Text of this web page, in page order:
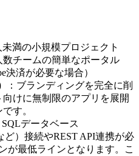
未満の小規模プロジェクト
数チームの簡単なポータル
決済が必要な場合）
：ブランディングを完全に削
けに無制限のアプリを展開
す。
SQLデータベース
ど）接続やREST API連携が必
が最低ラインとなります。こ